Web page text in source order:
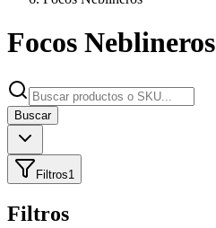
Focos Neblineros
Buscar
Filtros1
Filtros